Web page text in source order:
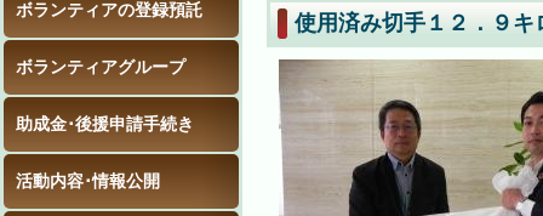
使用済み切手１２．９
ボランティアの登録預託
ボランティアグループ
助成金･後援申請手続き
活動内容･情報公開